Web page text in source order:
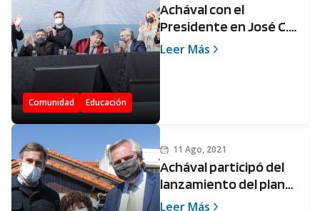
Comunidad Educación
Achával con el
Presidente en José C.
Paz acercando la
Leer Más
11 Ago, 2021
Achával participó del
lanzamiento del plan
AccesAR junto a Alberto
Leer Más